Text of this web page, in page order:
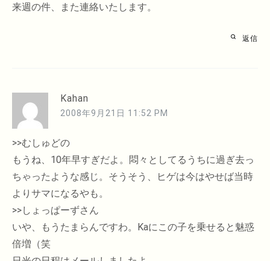
来週の件、また連絡いたします。
返信
Kahan
2008年9月21日 11:52 PM
>>むしゅどの
もうね、10年早すぎだよ。悶々としてるうちに過ぎ去っ
ちゃったような感じ。そうそう、ヒゲは今はやせば当時
よりサマになるやも。
>>しょっぱーずさん
いや、もうたまらんですわ。Kaにこの子を乗せると魅惑
倍増（笑